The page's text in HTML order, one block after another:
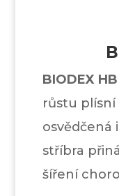
BIODEX HB
růstu plísní
stříbra
šíření